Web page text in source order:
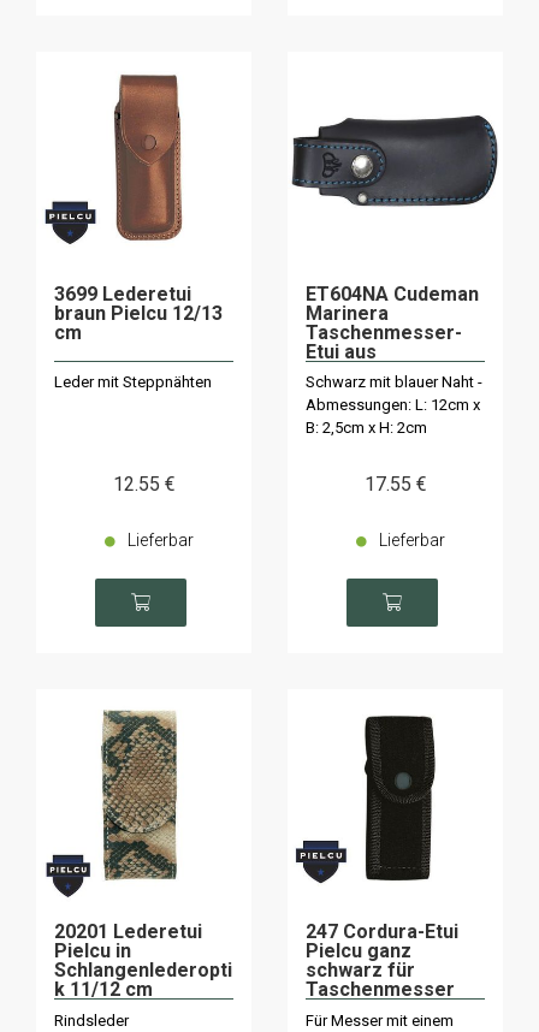
3699 Lederetui
braun Pielcu 12/13
cm
Leder mit Steppnähten
12.55 €
Lieferbar
ET604NA Cudeman
Marinera
Taschenmesser-
Etui aus
schwarzem Leder
Schwarz mit blauer Naht -
Abmessungen: L: 12cm x
B: 2,5cm x H: 2cm
17.55 €
Lieferbar
20201 Lederetui
Pielcu in
Schlangenlederopti
k 11/12 cm
Rindsleder
247 Cordura-Etui
Pielcu ganz
schwarz für
Taschenmesser
Für Messer mit einem